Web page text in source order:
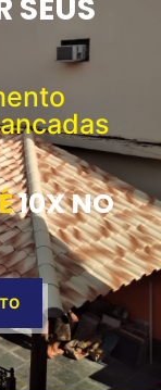
SEUS
10X NO